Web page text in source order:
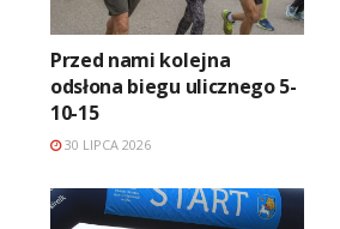
Przed nami kolejna
odsłona biegu ulicznego 5-
10-15
30 LIPCA 2026